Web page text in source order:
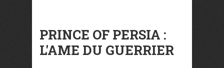
PRINCE OF PERSIA :
L'AME DU GUERRIER